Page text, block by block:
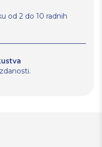
od 2 do 10 radnih